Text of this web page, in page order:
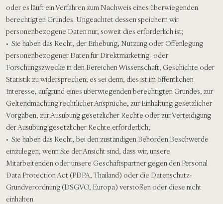
oder es läuft ein Verfahren zum Nachweis eines überwiegenden
berechtigten Grundes. Ungeachtet dessen speichern wir
personenbezogene Daten nur, soweit dies erforderlich ist;
• Sie haben das Recht, der Erhebung, Nutzung oder Offenlegung
personenbezogener Daten für Direktmarketing- oder
Forschungszwecke in den Bereichen Wissenschaft, Geschichte oder
Statistik zu widersprechen; es sei denn, dies ist im öffentlichen
Interesse, aufgrund eines überwiegenden berechtigten Grundes, zur
Geltendmachung rechtlicher Ansprüche, zur Einhaltung gesetzlicher
Vorgaben, zur Ausübung gesetzlicher Rechte oder zur Verteidigung
der Ausübung gesetzlicher Rechte erforderlich;
• Sie haben das Recht, bei den zuständigen Behörden Beschwerde
einzulegen, wenn Sie der Ansicht sind, dass wir, unsere
Mitarbeitenden oder unsere Geschäftspartner gegen den Personal
Data Protection Act (PDPA, Thailand) oder die Datenschutz-
Grundverordnung (DSGVO, Europa) verstoßen oder diese nicht
einhalten.